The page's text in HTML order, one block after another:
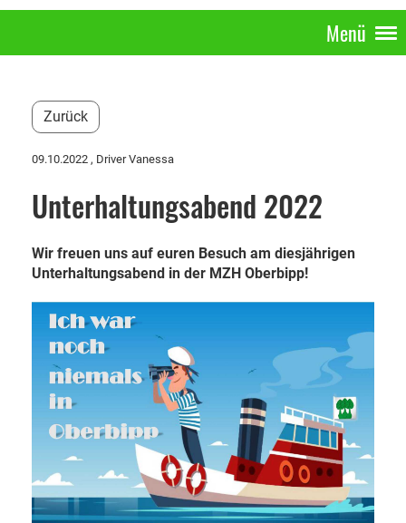
Menü
Zurück
09.10.2022 , Driver Vanessa
Unterhaltungsabend 2022
Wir freuen uns auf euren Besuch am diesjährigen
Unterhaltungsabend in der MZH Oberbipp!